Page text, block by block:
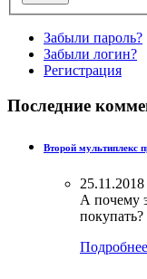
Забыли пароль?
Забыли логин?
Регистрация
Последние
Второй мультиплекс
А почему